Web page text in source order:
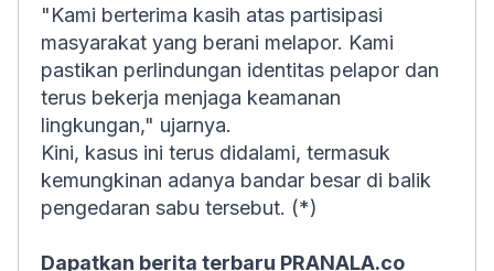
"Kami berterima kasih atas partisipasi
masyarakat yang berani melapor. Kami
pastikan perlindungan identitas pelapor dan
terus bekerja menjaga keamanan
lingkungan," ujarnya.
Kini, kasus ini terus didalami, termasuk
kemungkinan adanya bandar besar di balik
pengedaran sabu tersebut. (*)
Dapatkan berita terbaru PRANALA.co